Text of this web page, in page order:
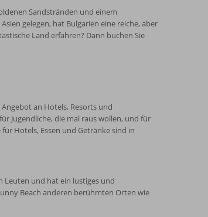
Mazedonien, Griechenland und die
Seit 2007 ist Bulgarien ein EU-
Sandstränden und einem
gelegen, hat Bulgarien eine reiche, aber
Land erfahren? Dann buchen Sie
an Hotels, Resorts und
Jugendliche, die mal raus wollen, und für
Hotels, Essen und Getränke sind in
Leuten und hat ein lustiges und
Beach anderen berühmten Orten wie